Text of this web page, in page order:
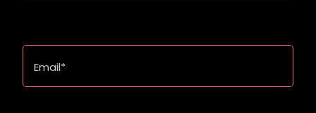
Email*